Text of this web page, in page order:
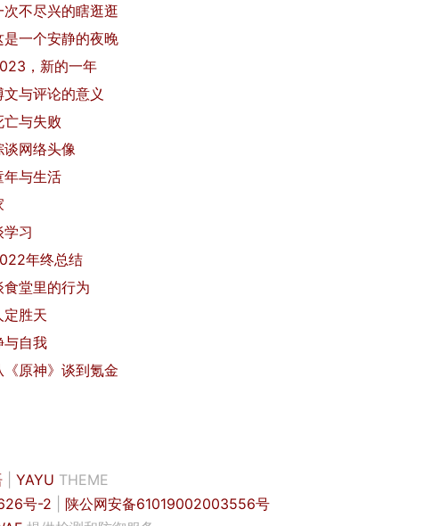
次不尽兴的瞎逛逛
是一个安静的夜晚
，新的一年
文与评论的意义
亡与失败
谈网络头像
年与生活
学习
年终总结
食堂里的行为
定胜天
与自我
《原神》谈到氪金
YAYU THEME
号-2
陕公网安备61019002003556号